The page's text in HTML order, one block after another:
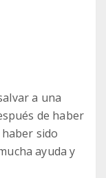
a una
de haber
sido
ayuda y